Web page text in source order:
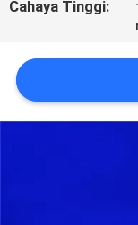
PRIVACY
POLICY
Cahaya Tinggi: